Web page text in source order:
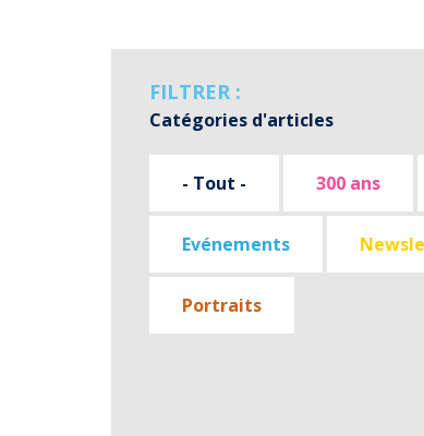
FILTRER :
Catégories d'articles
- Tout - 300 ans
Evénements
Portraits